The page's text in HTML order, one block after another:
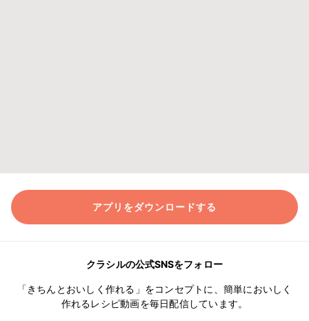
アプリをダウンロードする
クラシルの公式SNSをフォロー
「きちんとおいしく作れる」をコンセプトに、簡単においしく
作れるレシピ動画を毎日配信しています。